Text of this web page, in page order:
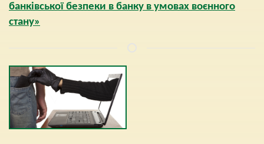
банківської безпеки в банку в умовах воєнного
стану»